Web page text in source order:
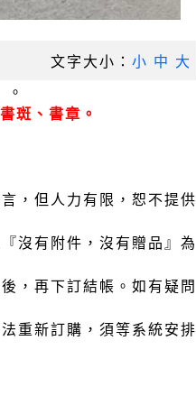
文字大小： 小 中 大
。
斑、書章。
，但人力有限，恕不提供
沒有附件，沒有贈品』為
，再下訂結帳。如有疑問
重新訂購，須等系統安排